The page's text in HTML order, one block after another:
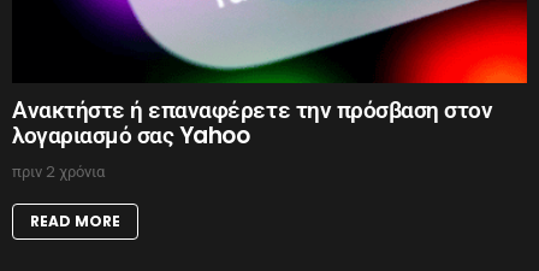
Ανακτήστε ή επαναφέρετε την πρόσβαση στον
λογαριασμό σας Yahoo
πριν 2 χρόνια
READ MORE